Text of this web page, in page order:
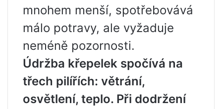
mnohem menší, spotřebovává
málo potravy, ale vyžaduje
neméně pozornosti.
Údržba křepelek spočívá na
třech pilířích: větrání,
osvětlení, teplo. Při dodržení